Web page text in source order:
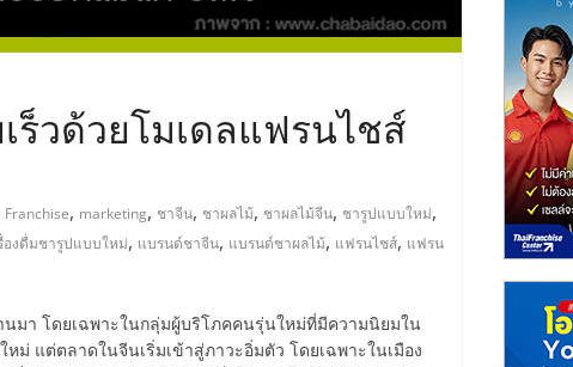
ร็วด้วยโมเดลแฟรนไชส์
Franchise, marketing, ชาจีน, ชาผลไม้, ชาผลไม้จีน, ชารูปแบบใหม่,
องดื่มชารูปแบบใหม่, แบรนด์ชาจีน, แบรนด์ชาผลไม้, แฟรนไชส์, แฟรน
นมา โดยเฉพาะในกลุ่มผู้บริโภคคนรุ่นใหม่ที่มีความนิยมใน
แต่ตลาดในจีนเริ่มเข้าสู่ภาวะอิ่มตัว โดยเฉพาะในเมือง